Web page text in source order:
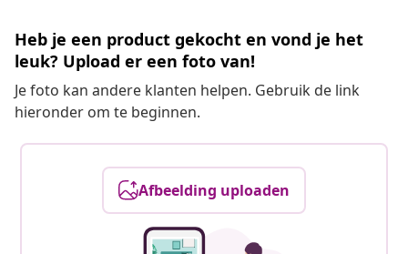
Heb je een product gekocht en vond je het
leuk? Upload er een foto van!
Je foto kan andere klanten helpen. Gebruik de link
hieronder om te beginnen.
Afbeelding uploaden